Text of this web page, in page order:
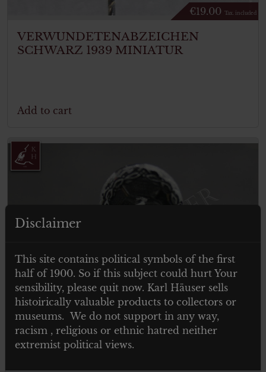
€19.00 Tax. included
VERWUNDETENABZEICHEN
SCHWARZ 1939 MINIATUR
Add to cart
€29.00
Disclaimer
This site contains political symbols of the first
half of 1900. So if this subject could hurt Your
sensibility, please quit now. Karl Häuser sells
histoirically valuable products to collectors or
museums. We do not support in any way,
racism , religious or ethnic hatred neither
extremist political views.